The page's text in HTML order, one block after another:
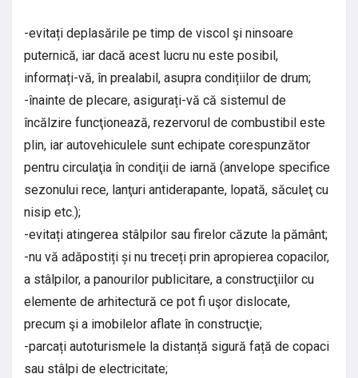
-evitați deplasările pe timp de viscol şi ninsoare
puternică, iar dacă acest lucru nu este posibil,
informați-vă, în prealabil, asupra condițiilor de drum;
-înainte de plecare, asigurați-vă că sistemul de
încălzire funcţionează, rezervorul de combustibil este
plin, iar autovehiculele sunt echipate corespunzător
pentru circulaţia în condiţii de iarnă (anvelope specifice
sezonului rece, lanţuri antiderapante, lopată, săculeţ cu
nisip etc.);
-evitați atingerea stâlpilor sau firelor căzute la pământ;
-nu vă adăpostiți și nu treceți prin apropierea copacilor,
a stâlpilor, a panourilor publicitare, a construcţiilor cu
elemente de arhitectură ce pot fi uşor dislocate,
precum şi a imobilelor aflate în construcţie;
-parcați autoturismele la distanță sigură față de copaci
sau stâlpi de electricitate;